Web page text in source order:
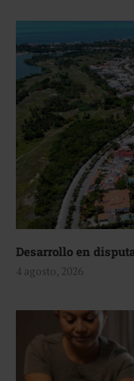
Desarrollo en
4 agosto, 2026